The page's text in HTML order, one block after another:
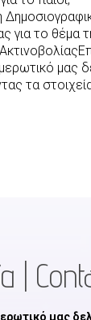
για το θέμα
μας
τα
|
μας